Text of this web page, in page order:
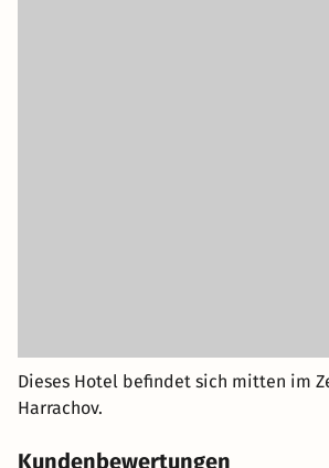
Dieses Hotel befindet sich mitten im
Harrachov.
Kundenbewertungen